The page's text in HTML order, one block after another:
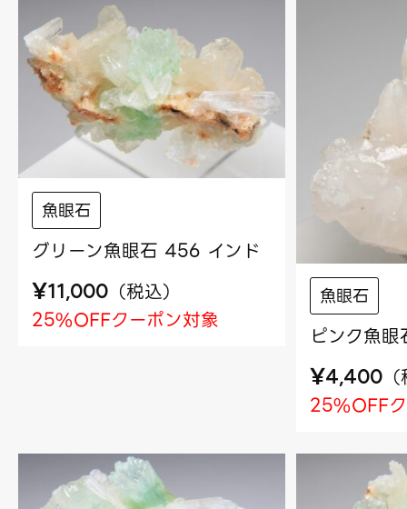
魚眼石
グリーン魚眼石 456 インド
¥11,000 （税込）
25%OFFクーポン対象
魚眼石
ピンク魚
¥4,400 （
25%OFF